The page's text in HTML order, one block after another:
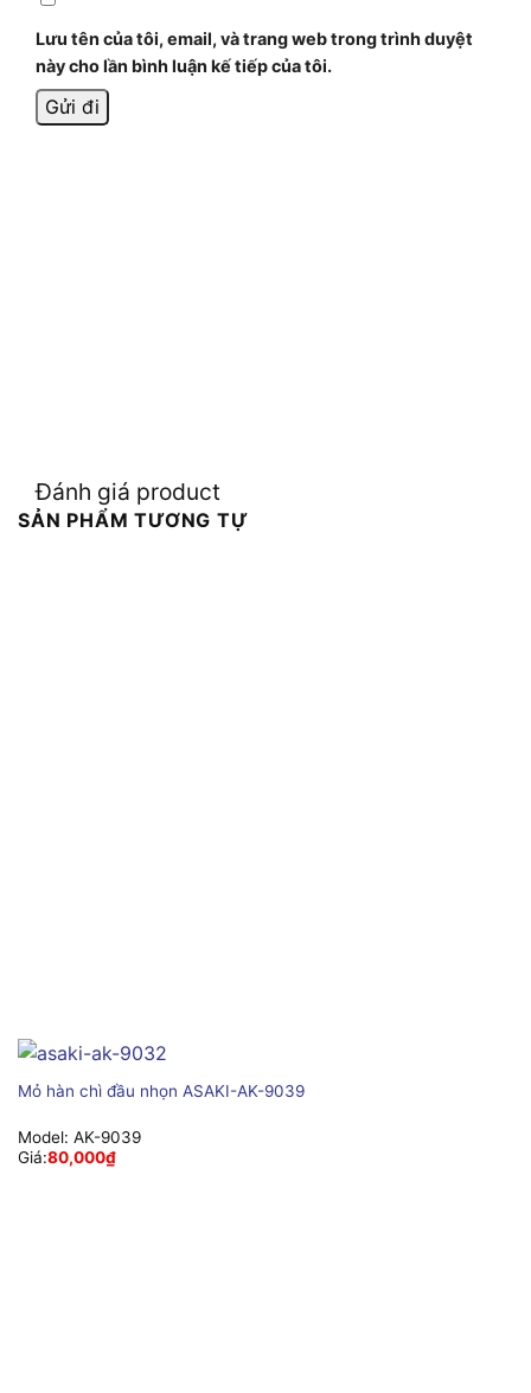
Lưu tên của tôi, email, và trang web trong trình duyệt
này cho lần bình luận kế tiếp của tôi.
Đánh giá product
SẢN PHẨM TƯƠNG TỰ
Mỏ hàn chì đầu nhọn ASAKI-AK-9039
Model: AK-9039
Giá:80,000₫